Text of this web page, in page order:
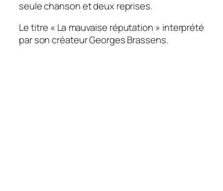
seule chanson et deux reprises.
Le titre « La mauvaise réputation » interprété
par son créateur Georges Brassens.